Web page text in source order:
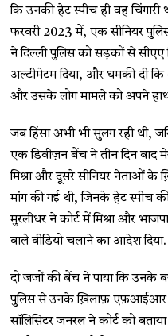
कि उनकी हेट स्पीच ही वह चिंगारी
फरवरी 2023 में, एक सीनियर
ने दिल्ली पुलिस को सड़कों से सीएए
अल्टीमेटम दिया, और धमकी दी
और उसके लोग मामले को अपने
जब हिंसा अभी भी सुलग रही थी,
एक डिवीज़न बेंच ने तीन दिन बाद
मिश्रा और दूसरे सीनियर नेताओं
मांग की गई थी, जिनके हेट स्पीच
मुरलीधर ने कोर्ट में मिश्रा और
वाले वीडियो चलाने का आदेश दिया.
दो जजों की बेंच ने पाया कि उनके
पुलिस से उनके ख़िलाफ़ एफ़आईआर
सॉलिसिटर जनरल ने कोर्ट को